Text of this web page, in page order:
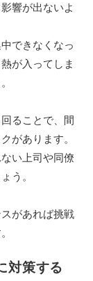
響が出ないよ
できなくなっ
が入ってしま
ることで、間
があります。
い上司や同僚
う。
があれば挑戦
対策する